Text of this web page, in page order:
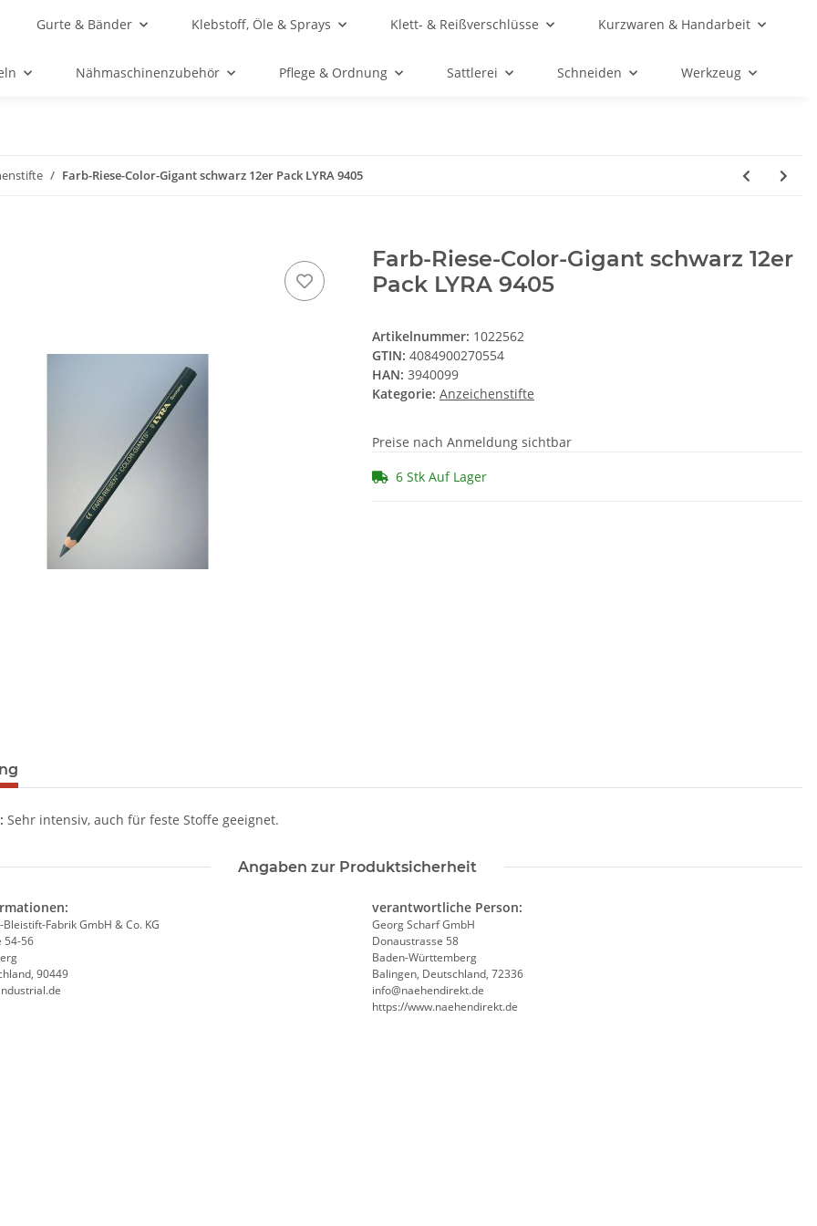
Gurte & Bänder Klebstoff, Öle & Sprays Klett- & Reißverschlüsse Kurzwaren & Handarbeit
Nähmaschinenzubehör Pflege & Ordnung Sattlerei Schneiden Werkzeug
Farb-Riese-Color-Gigant schwarz 12er Pack LYRA 9405
Farb-Riese-Color-Gigant schwarz 12er
Pack LYRA 9405
Artikelnummer: 1022562
GTIN: 4084900270554
HAN: 3940099
Kategorie: Anzeichenstifte
Preise nach Anmeldung sichtbar
6 Stk Auf Lager
Sehr intensiv, auch für feste Stoffe geeignet.
Angaben zur Produktsicherheit
Bleistift-Fabrik GmbH & Co. KG
54-56
90449
verantwortliche Person:
Georg Scharf GmbH
Donaustrasse 58
Baden-Württemberg
Balingen, Deutschland, 72336
info@naehendirekt.de
https://www.naehendirekt.de